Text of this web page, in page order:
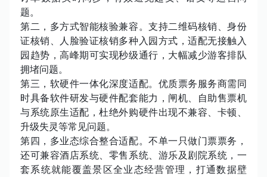
题。
第二，多方式智能核验兼容。支持二维码核销、身份
证核销、人脸验证核销多种入园方式，适配无接触入
园趋势，高峰期可实现秒级通行，大幅减少游客排队
拥堵问题。
第三，软硬件一体化深度适配。优质票务服务商需同
时具备软件研发与硬件配套能力，闸机、自助售票机
与系统原生适配，杜绝外购硬件出现不兼容、卡顿、
升级失灵等常见问题。
第四，多业态综合整合适配。不单一只做门票票务，
还可兼容酒店系统、零售系统、游乐及剧院系统，一
套系统就能覆盖景区全业态经营管理，打通数据壁